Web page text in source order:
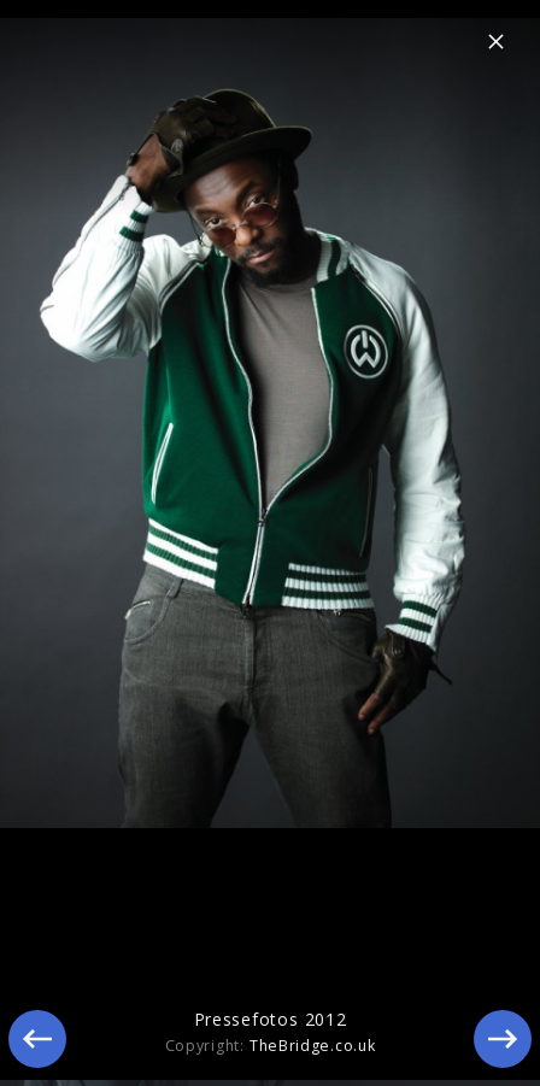
Menu
Home News Musik Videos
Pressefotos 2014
Pressefotos 2012
Pressefotos 2012
Copyright: TheBridge.co.uk